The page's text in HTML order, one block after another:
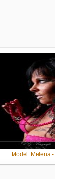
Model: Melena -...